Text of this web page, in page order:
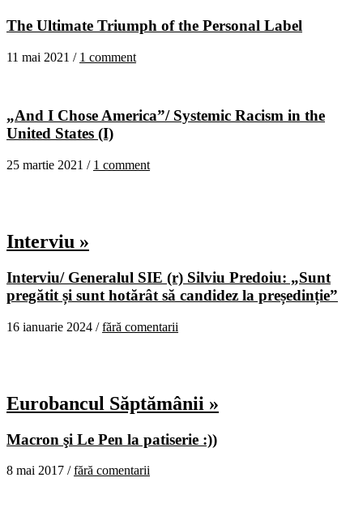
The Ultimate Triumph of the Personal Label
11 mai 2021 / 1 comment
„And I Chose America”/ Systemic Racism in the
United States (I)
25 martie 2021 / 1 comment
Interviu »
Interviu/ Generalul SIE (r) Silviu Predoiu: „Sunt
pregătit și sunt hotărât să candidez la președinție”
16 ianuarie 2024 /fără comentarii
Eurobancul Săptămânii »
Macron şi Le Pen la patiserie :))
8 mai 2017 /fără comentarii